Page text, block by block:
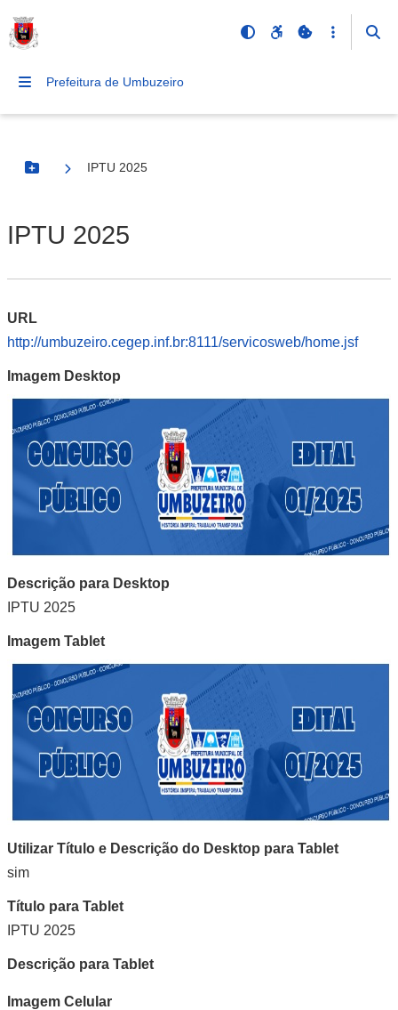
Prefeitura de Umbuzeiro
Botão Menu
IPTU 2025
IPTU 2025
URL
http://umbuzeiro.cegep.inf.br:8111/servicosweb/home.jsf
Imagem Desktop
Descrição para Desktop
IPTU 2025
Imagem Tablet
Utilizar Título e Descrição do Desktop para Tablet
sim
Título para Tablet
IPTU 2025
Descrição para Tablet
Imagem Celular